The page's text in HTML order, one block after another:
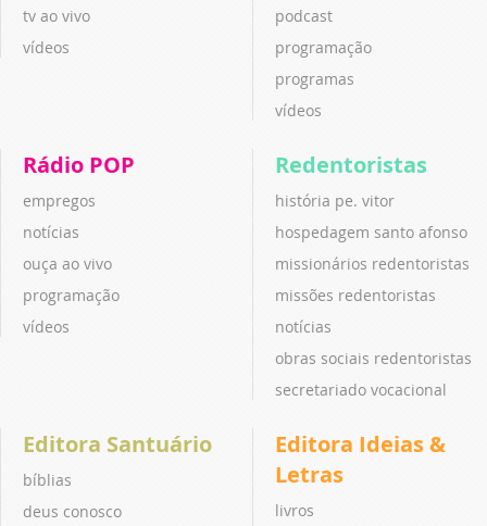
tv ao vivo
vídeos
podcast
programação
programas
vídeos
Rádio POP
empregos
notícias
ouça ao vivo
programação
vídeos
Redentoristas
história pe. vitor
hospedagem santo afonso
missionários redentoristas
missões redentoristas
notícias
obras sociais redentoristas
secretariado vocacional
Editora Santuário
bíblias
deus conosco
Editora Ideias &
Letras
livros